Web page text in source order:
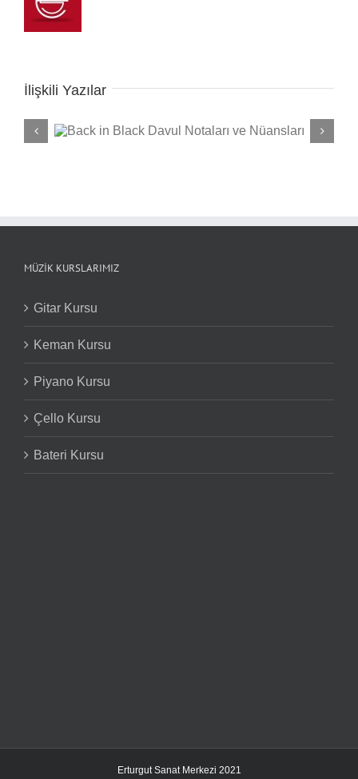
İlişkili Yazılar
MÜZIK KURSLARIMIZ
Gitar Kursu
Keman Kursu
Piyano Kursu
Çello Kursu
Bateri Kursu
Erturgut Sanat Merkezi 2021